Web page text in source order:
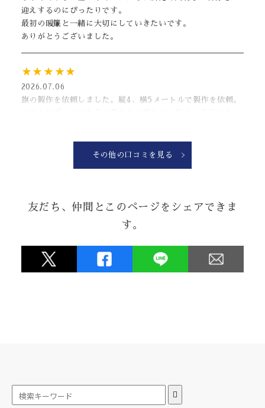
迎えするのにぴったりです。
最初の暖簾と一緒に大切にしていきたいです。
ありがとうございました。
★★★★★
2026.07.06
旗の製作を依頼しました。縦4、横5メートルで製作を依頼。
PS.ポールも一緒に注文するとさらに◎
★★★★★
質ともに素晴らしくとても評判が良かったです。
その他の口コミを見る
友だち、仲間とこのページをシェアできま
す。